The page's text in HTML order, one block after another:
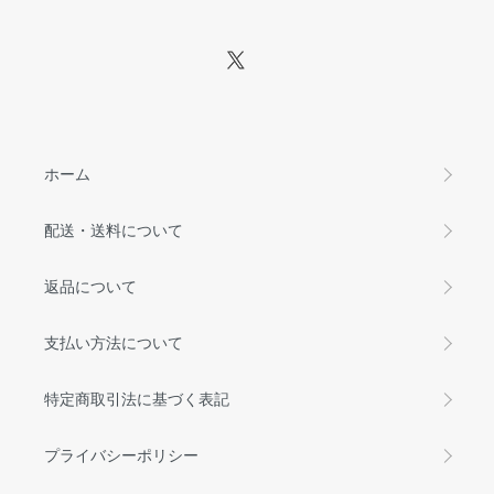
ホーム
配送・送料について
返品について
支払い方法について
特定商取引法に基づく表記
プライバシーポリシー